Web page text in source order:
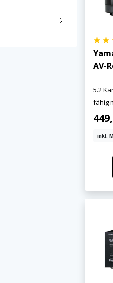
AV-
5.2
fähig
inkl.